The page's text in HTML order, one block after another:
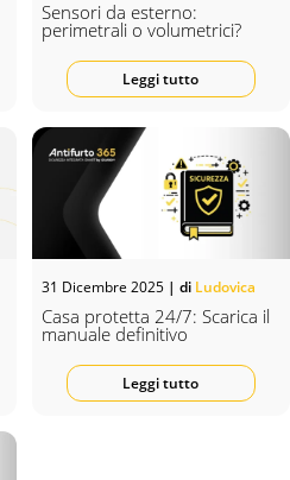
Sensori da esterno:
perimetrali o volumetrici?
Leggi tutto
31 Dicembre 2025 | di Ludovica
Casa protetta 24/7: Scarica il
manuale definitivo
Leggi tutto